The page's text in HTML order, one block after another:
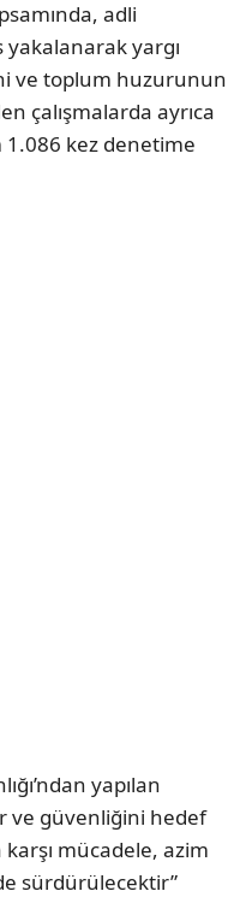
adli
yargı
ve toplum huzurunun
çalışmalarda ayrıca
1.086 kez denetime
yapılan
ve güvenliğini hedef
mücadele, azim
sürdürülecektir”